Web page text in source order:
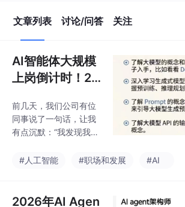
文章列表 讨论/问答 关注
AI智能体大规模
上岗倒计时！20
遭“取代”，哪些
人将迎来黄金时
前几天，我们公司有位
同事说了一句话，让我
有点沉默：“我发现我现
是每天早上打开AI，告
营经理。这句话让我想
#人工智能 #职场和发展 #AI
2026年AI Agen